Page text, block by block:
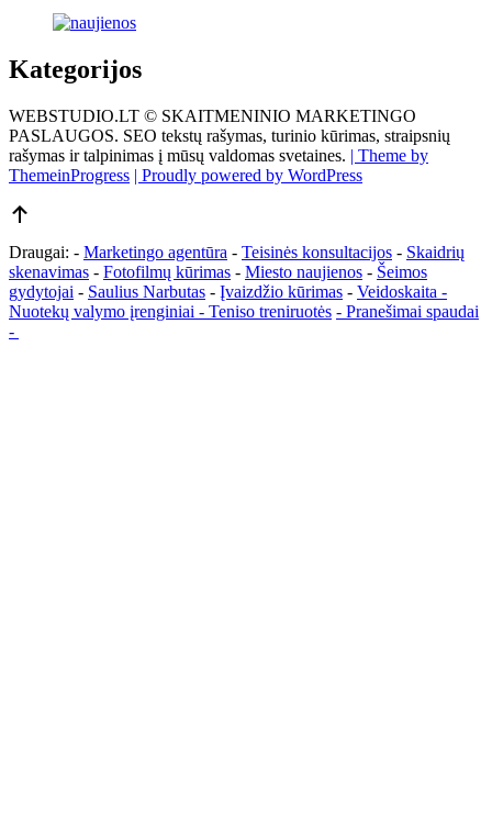
Kategorijos
WEBSTUDIO.LT © SKAITMENINIO MARKETINGO
PASLAUGOS. SEO tekstų rašymas, turinio kūrimas, straipsnių
rašymas ir talpinimas į mūsų valdomas svetaines. | Theme by
ThemeinProgress | Proudly powered by WordPress
Draugai: - Marketingo agentūra - Teisinės konsultacijos - Skaidrių
skenavimas - Fotofilmų kūrimas - Miesto naujienos - Šeimos
gydytojai - Saulius Narbutas - Įvaizdžio kūrimas - Veidoskaita -
Nuotekų valymo įrenginiai - Teniso treniruotės - Pranešimai spaudai
-